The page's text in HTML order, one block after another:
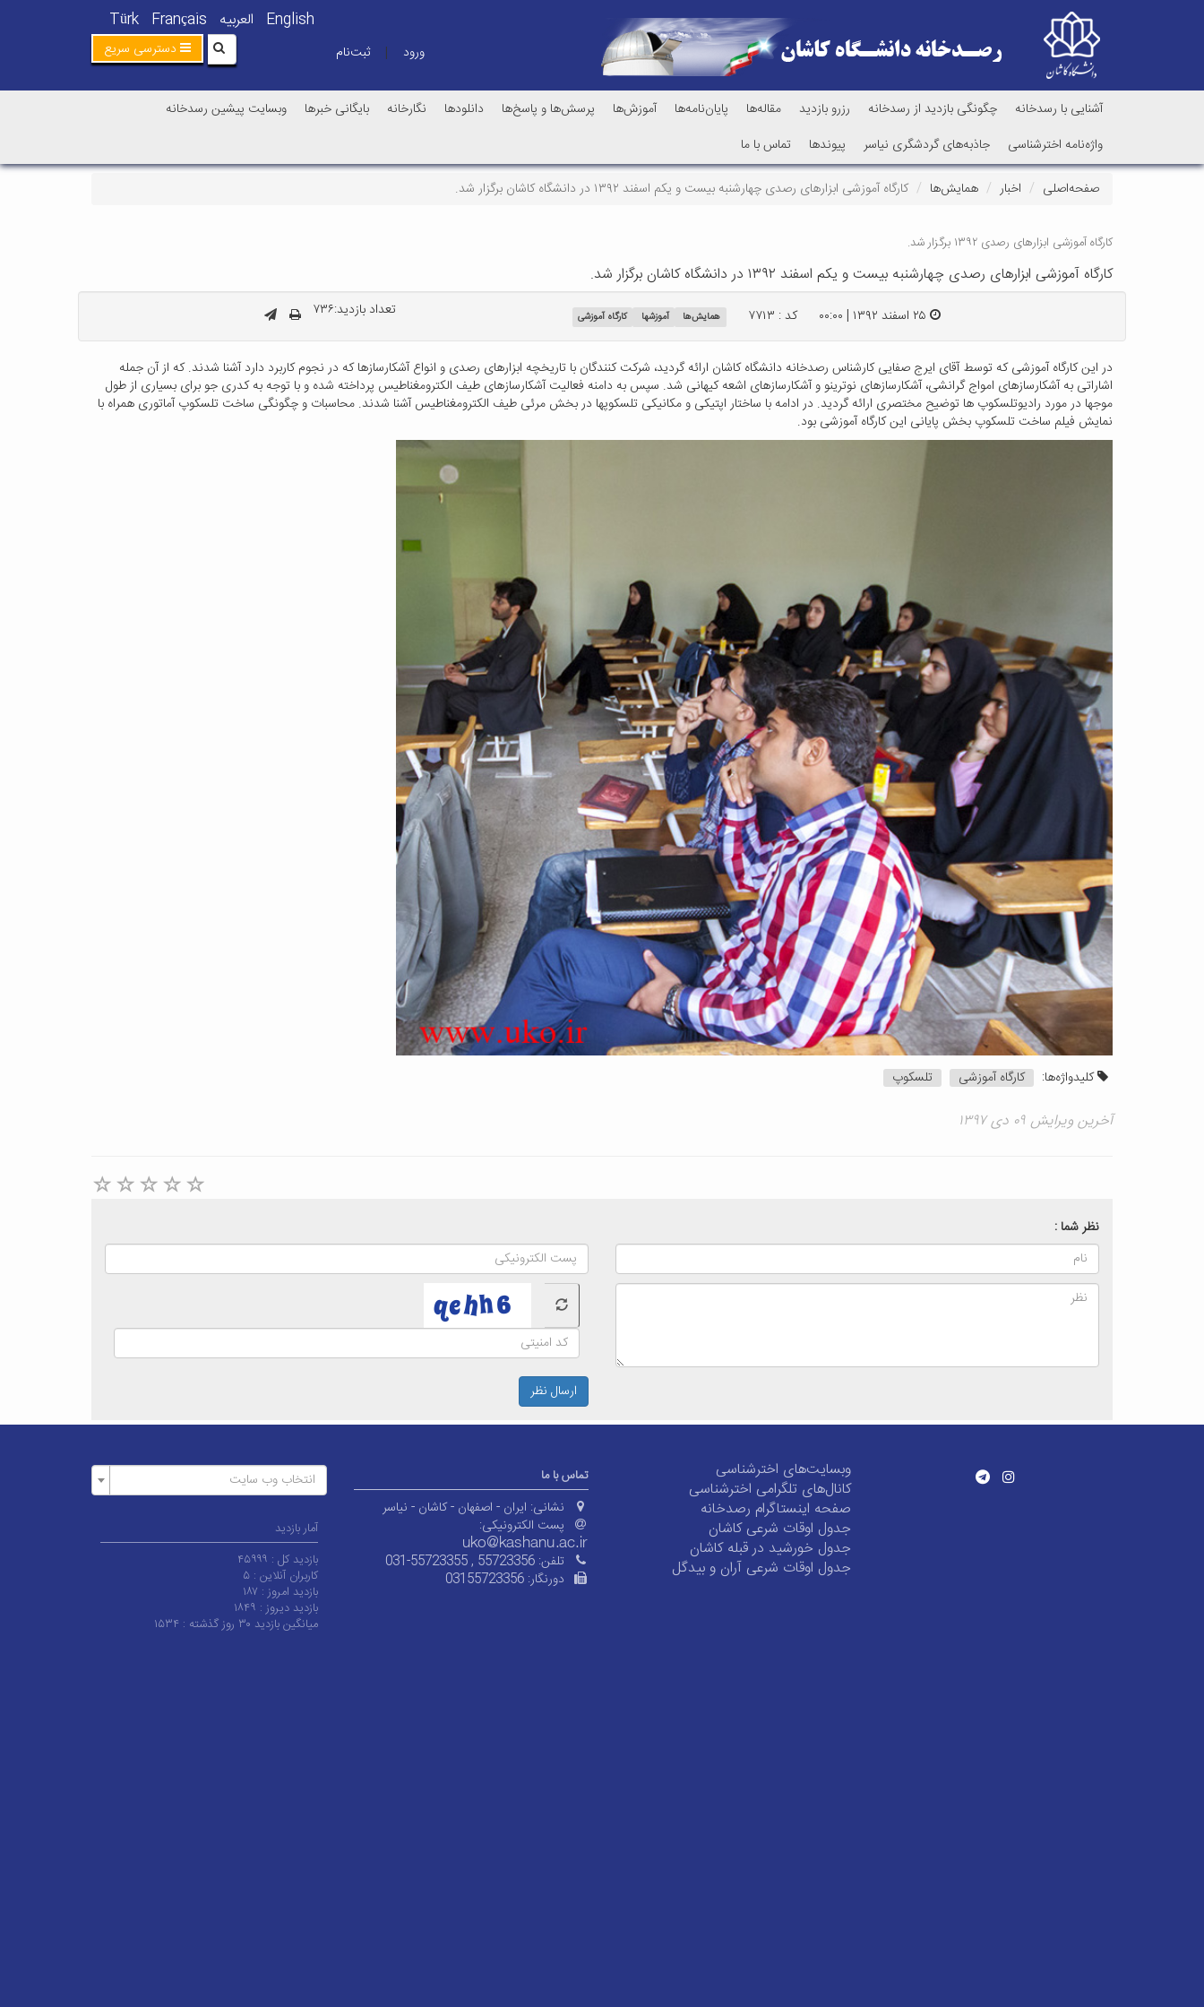
English العربیه Français
Türk
ورود | ثبت‌نام دسترسی سریع
آشنایی با رسدخانه چگونگی بازدید از رسدخانه رزرو بازدید مقاله‌ها پایان‌نامه‌ها آموزش‌ها پرسش‌ها و پاسخ‌ها دانلودها نگارخانه بایگانی خبرها
وبسایت پیشین رسدخانه
واژه‌نامه اخترشناسی
جاذبه‌های گردشگری نیاسر پیوندها تماس با ما
صفحه‌اصلی اخبار همایش‌ها کارگاه آموزشی ابزارهای رصدی چهارشنبه بیست و یکم اسفند ۱۳۹۲ در دانشگاه کاشان برگزار شد.
کارگاه آموزشی ابزارهای رصدی ۱۳۹۲ برگزار شد.
کارگاه آموزشی ابزارهای رصدی چهارشنبه بیست و یکم اسفند ۱۳۹۲ در دانشگاه کاشان برگزار شد.
کد : ۷۷۱۳ همایش‌ها آموزشها کارگاه آموزشی تعداد بازدید:۷۳۶
در این کارگاه آموزشی که توسط آقای ایرج صفایی کارشناس رصدخانه دانشگاه کاشان ارائه گردید، شرکت کنندگان با تاریخچه ابزارهای رصدی و انواع آشکارسازها که در نجوم کاربرد دارد آشنا شدند. که از آن جمله
اشاراتی به آشکارسازهای امواج گرانشی، آشکارسازهای نوترینو و آشکارسازهای اشعه کیهانی شد. سپس به دامنه فعالیت آشکارسازهای طیف الکترومغناطیس پرداخته شده و با توجه به کدری جو برای بسیاری از طول
موجها در مورد رادیوتلسکوپ ها توضیح مختصری ارائه گردید. در ادامه با ساختار اپتیکی و مکانیکی تلسکوپها در بخش مرئی طیف الکترومغناطیس آشنا شدند. محاسبات و چگونگی ساخت تلسکوپ آماتوری همراه با
نمایش فیلم ساخت تلسکوپ بخش پایانی این کارگاه آموزشی بود.
کلیدواژه‌ها: کارگاه آموزشی تلسکوپ
آخرین ویرایش ۰۹ دی ۱۳۹۷
نظر شما :
ارسال نظر
وبسایت‌های اخترشناسی
کانال‌های تلگرامی اخترشناسی
صفحه اینستاگرام رصدخانه
جدول اوقات شرعی کاشان
جدول خورشید در قبله کاشان
جدول اوقات شرعی آران و بیدگل
تماس با ما
نشانی: ایران - اصفهان - کاشان - نیاسر
پست الکترونیکی:
تلفن: 031-55723355 , 55723356
دورنگار: 03155723356
انتخاب وب سایت
آمار بازدید
بازدید کل : ۴۵۹۹۹
کاربران آنلاین :۵
بازدید امروز : ۱۸۷
بازدید دیروز : ۱۸۴۹
میانگین بازدید ۳۰ روز گذشته :
۱۵۳۴